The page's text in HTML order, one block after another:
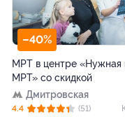
–40%
МРТ в центре «Нужная
МРТ» со скидкой
Дмитровская
4.4 (51)